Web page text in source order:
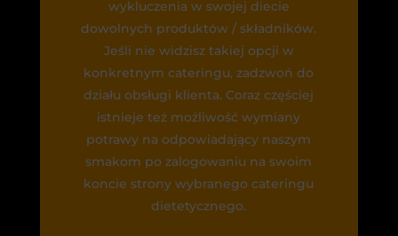
wykluczenia w swojej diecie
dowolnych produktów / składników.
Jeśli nie widzisz takiej opcji w
konkretnym cateringu, zadzwoń do
działu obsługi klienta. Coraz częściej
istnieje też możliwość wymiany
potrawy na odpowiadający naszym
smakom po zalogowaniu na swoim
koncie strony wybranego cateringu
dietetycznego.